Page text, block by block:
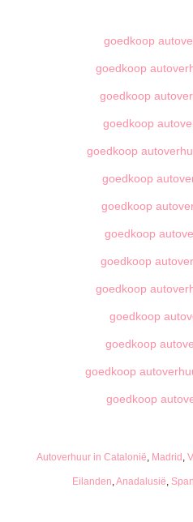
goedkoop
goedkoop
goedkoop
goedkoop
goedkoop
goedkoop
goedkoop
goedkoop
goedkoop
goedkoop
goedkoop
goedkoop
goedkoop
goedkoop
Autoverhuur in Catalonië, Madrid ,
Eilanden,Anadalusië,